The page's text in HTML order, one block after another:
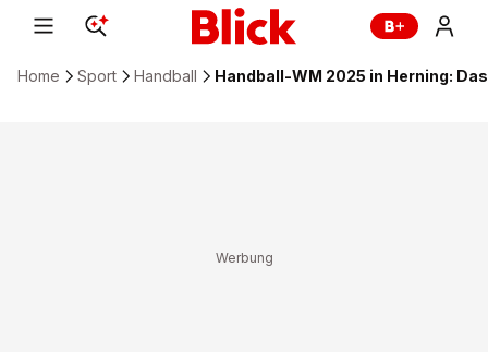
Home Sport Handball Handball-WM 2025 in Herning: